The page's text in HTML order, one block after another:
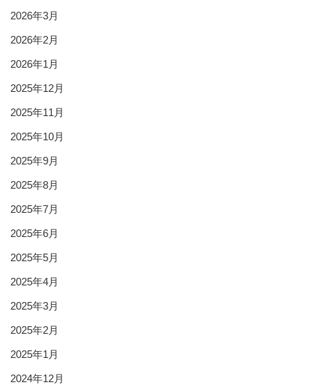
2026年3月
2026年2月
2026年1月
2025年12月
2025年11月
2025年10月
2025年9月
2025年8月
2025年7月
2025年6月
2025年5月
2025年4月
2025年3月
2025年2月
2025年1月
2024年12月